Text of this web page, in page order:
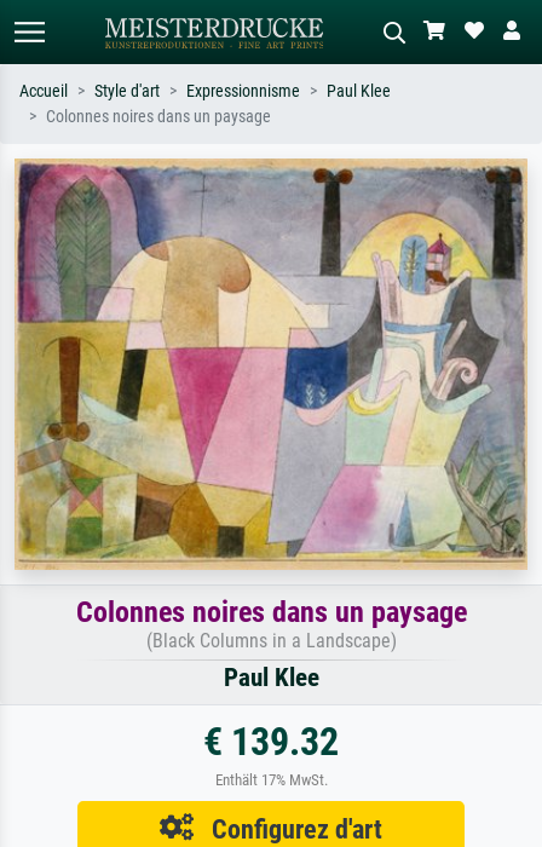
Recherchez par artiste, titre ou style –
ex. Monet, Nuit étoilée,
impressionnisme, vague de Hokusai,
nu.
Décrivez la scène – ex. prairie verte,
abstrait avec beaucoup de rouge,
tableau sombre, nu debout près d'un
arbre.
Accueil Style d'art Expressionnisme
Paul Klee
Colonnes noires dans un paysage
Colonnes noires dans un paysage
(Black Columns in a Landscape)
Paul Klee
€ 139.32
Enthält 17% MwSt.
Configurez d'art